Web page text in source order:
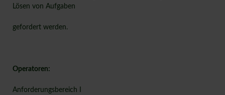
Lösen von Aufgaben
gefordert werden.
Operatoren:
Anforderungsbereich I